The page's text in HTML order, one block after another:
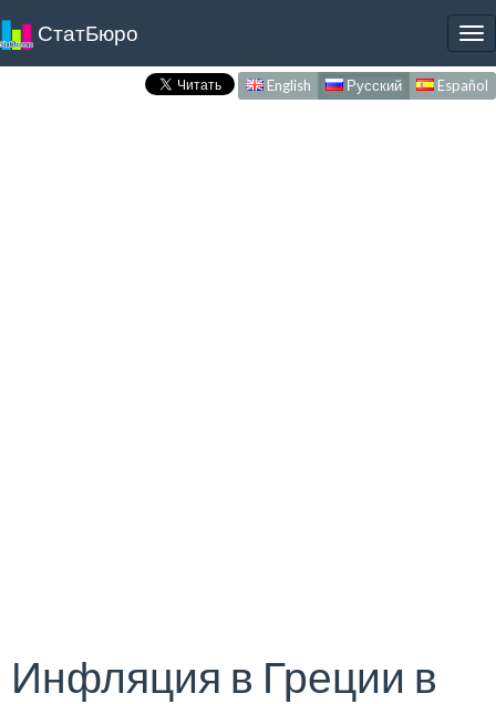
СтатБюро
English Русский Español
Инфляция в Греции в